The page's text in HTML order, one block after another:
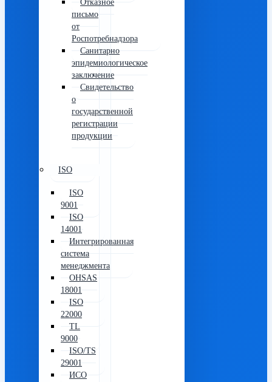
Отказное
письмо
от
Роспотребнадзора
Санитарно
эпидемиологическое
заключение
Свидетельство
о
государственной
регистрации
продукции
ISO
ISO
9001
ISO
14001
Интегрированная
система
менеджмента
OHSAS
18001
ISO
22000
TL
9000
ISO/TS
29001
ИСО